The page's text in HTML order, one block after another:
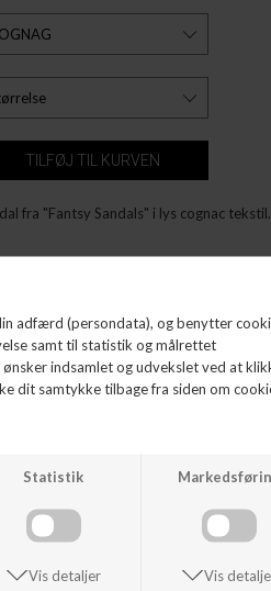
fra "Fantsy Sandals" i lys cognac tekstil.